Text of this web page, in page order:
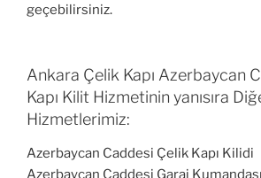
geçebilirsiniz.
Ankara Çelik Kapı Azerbaycan
Kapı Kilit Hizmetinin yanısıra
Hizmetlerimiz:
Azerbaycan Caddesi Çelik Kapı Kilidi
Azerbaycan Caddesi Garaj